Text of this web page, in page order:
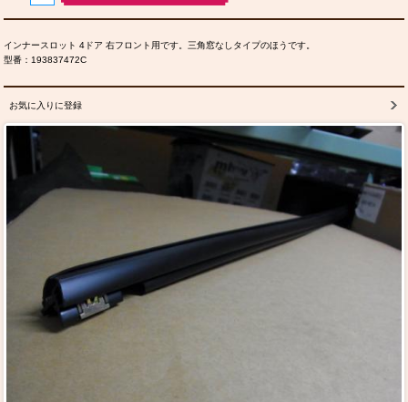
インナースロット 4ドア 右フロント用です。三角窓なしタイプのほうです。
型番：193837472C
お気に入りに登録